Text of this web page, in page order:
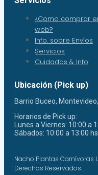
¿Como comprar
web?
Info. sobre Envíos
Servicios
Cuidados & Info
Ubicación (Pick up)
Barrio Buceo,
Horarios de Pick up:
Lunes a Viernes: 10:00 a
Sábados: 10:00 a 13:00
Nacho Plantas
Derechos Reservados.